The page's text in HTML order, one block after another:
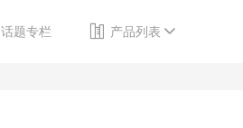
话题专栏 产品列表